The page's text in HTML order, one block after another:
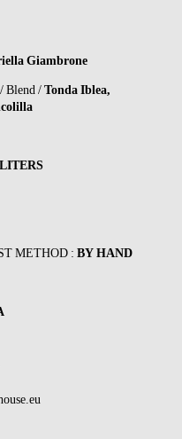
Giambrone
Blend /Tonda Iblea,
METHOD : BY HAND